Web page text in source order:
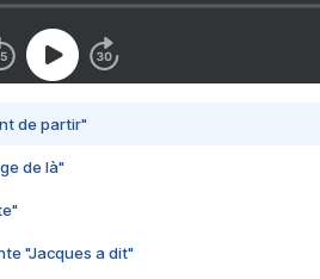
de partir"
de là"
"Jacques a dit"